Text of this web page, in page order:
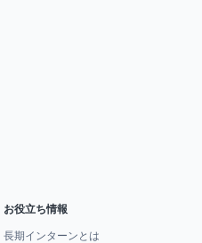
お役立ち情報
長期インターンとは